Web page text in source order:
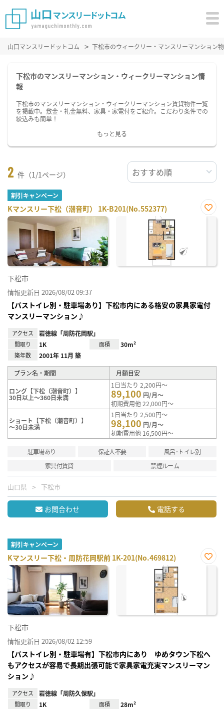
山口マンスリードットコム 下松市のウィークリー・マンスリーマンション
下松市のマンスリーマンション・ウィークリーマンション情
報
下松市のマンスリーマンション・ウィークリーマンション賃貸物件一覧
を掲載中。敷金・礼金無料、家具・家電付をご紹介。こだわり条件での
絞込みも簡単！
もっと見る
2 件（1/1ページ）
割引キャンペーン
Kマンスリー下松（潮音町） 1K-B201(No.552377)
お気
下松市
情報更新日 2026/08/02 09:37
【バストイレ別・駐車場あり】下松市内にある格安の家具家電付
マンスリーマンション♪
アクセス 岩徳線「周防花岡駅」
間取り 1K 面積 30m²
築年数 2001年 11月 築
プラン名・期間 月額目安
ロング【下松（潮音町）】
30日以上～360日未満
1日当たり 2,200円～
89,100 円/月～
初期費用他 22,000円～
ショート【下松（潮音町）】
～30日未満
1日当たり 2,500円～
98,100 円/月～
初期費用他 16,500円～
駐車場あり 保証人不要
風呂･トイレ別
家具付賃貸
禁煙ルーム
山口県 下松市
お問合わせ 電話する
割引キャンペーン
Kマンスリー下松・周防花岡駅前 1K-201(No.469812)
お気
下松市
情報更新日 2026/08/02 12:59
【バストイレ別・駐車場有】下松市内にあり ゆめタウン下松へ
もアクセスが容易で長期出張可能で家具家電充実マンスリーマン
ション♪
アクセス 岩徳線「周防久保駅」
間取り 1K 面積 28m²